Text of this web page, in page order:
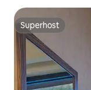
Superhost
Superhost